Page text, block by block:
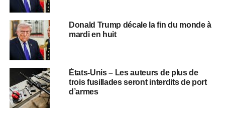
Donald Trump décale la fin du monde à
mardi en huit
États-Unis – Les auteurs de plus de
trois fusillades seront interdits de port
d’armes